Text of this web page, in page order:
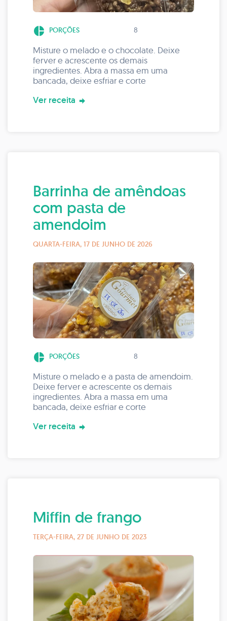
pie_chart PORÇÕES 8
Misture o melado e o chocolate. Deixe
ferver e acrescente os demais
ingredientes. Abra a massa em uma
bancada, deixe esfriar e corte
Ver receita
Barrinha de amêndoas
com pasta de
amendoim
QUARTA-FEIRA, 17 DE JUNHO DE 2026
pie_chart PORÇÕES 8
Misture o melado e a pasta de amendoim.
Deixe ferver e acrescente os demais
ingredientes. Abra a massa em uma
bancada, deixe esfriar e corte
Ver receita
Miffin de frango
TERÇA-FEIRA, 27 DE JUNHO DE 2023